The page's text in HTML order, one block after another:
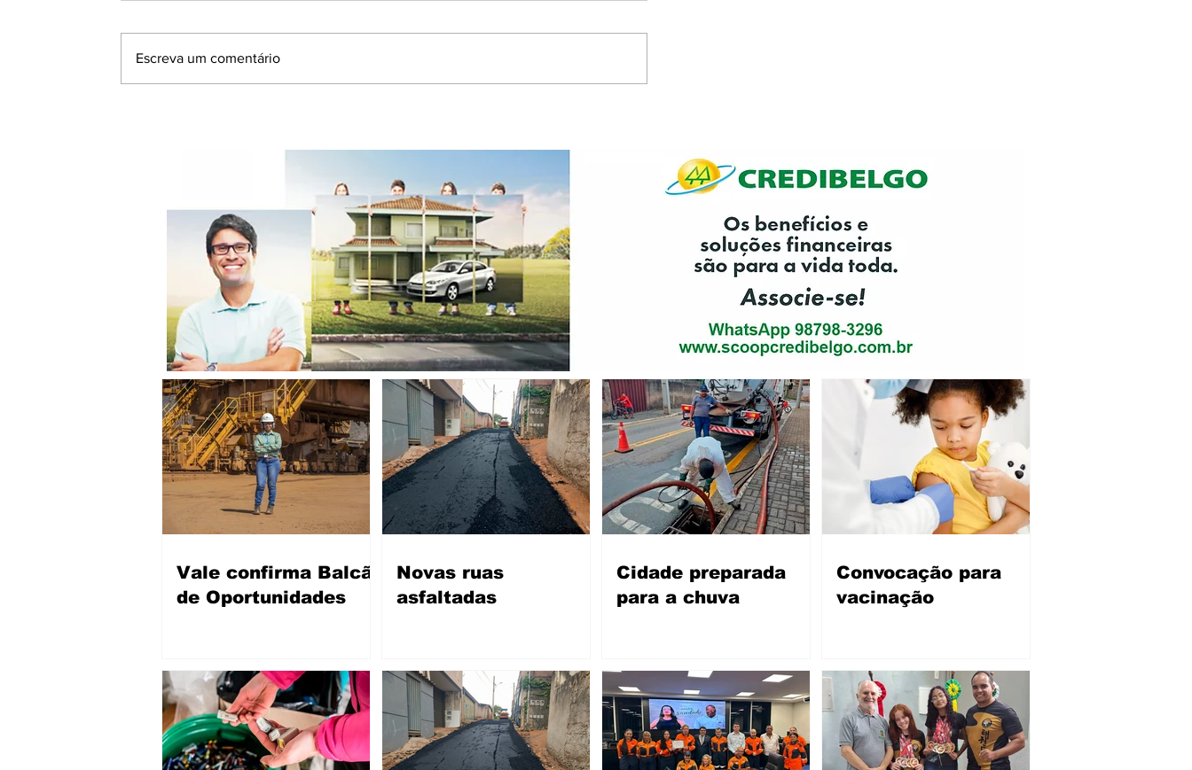
Escreva um comentário
Vale confirma Balcão
de Oportunidades
Novas ruas
asfaltadas
Cidade preparada
para a chuva
Convocação para
vacinação